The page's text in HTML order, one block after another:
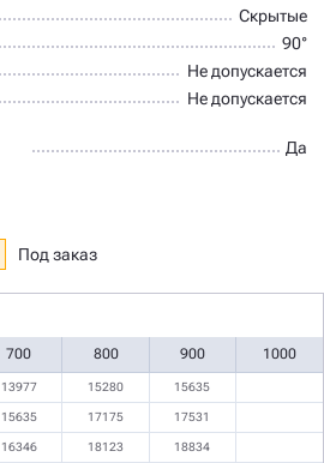
Скрытые
90°
Не допускается
Не допускается
Да
Под заказ
700 800 900 1000
13977 15280 15635
15635 17175 17531
16346 18123 18834